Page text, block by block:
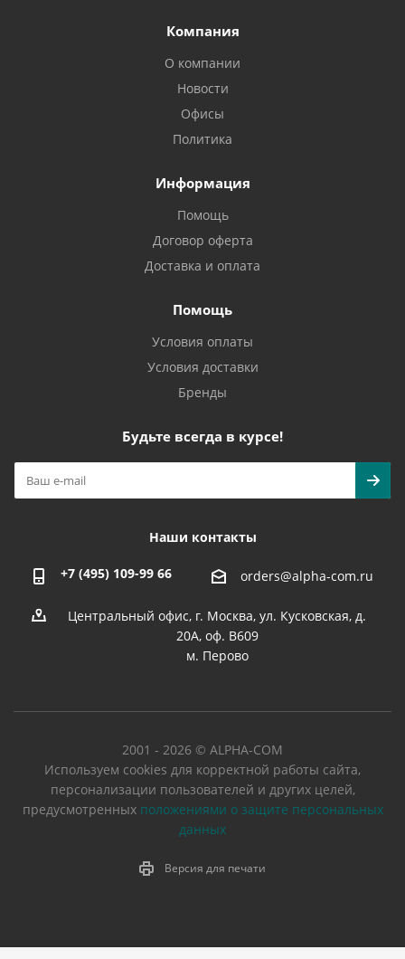
Компания
О компании
Новости
Офисы
Политика
Информация
Помощь
Договор оферта
Доставка и оплата
Помощь
Условия оплаты
Условия доставки
Бренды
Будьте всегда в курсе!
Наши контакты
+7 (495) 109-99 66 orders@alpha-com.ru
Центральный офис, г. Москва, ул. Кусковская, д.
20А, оф. В609
м. Перово
2001 - 2026 © ALPHA-COM
Используем cookies для корректной работы сайта,
персонализации пользователей и других целей,
предусмотренных положениями о защите персональных
данных
Версия для печати